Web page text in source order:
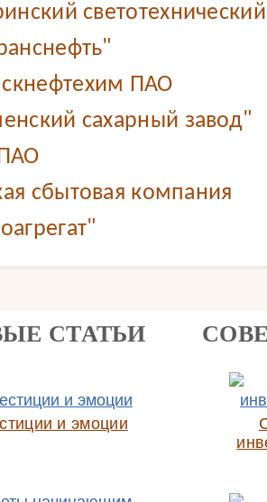
ПАО
сахарный завод"
сбытовая компания
СТАТЬИ
и эмоции